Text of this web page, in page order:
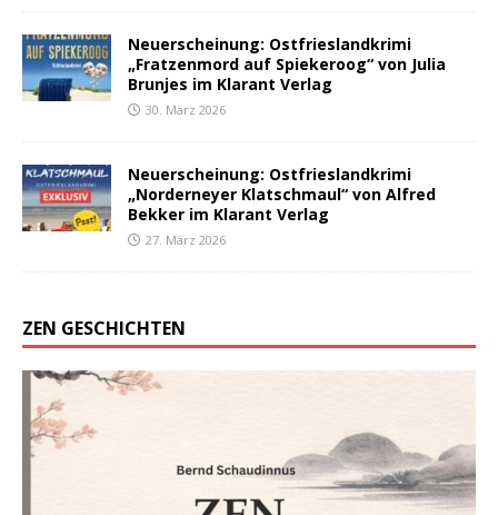
Neuerscheinung: Ostfrieslandkrimi
„Fratzenmord auf Spiekeroog“ von Julia
Brunjes im Klarant Verlag
30. März 2026
Neuerscheinung: Ostfrieslandkrimi
„Norderneyer Klatschmaul“ von Alfred
Bekker im Klarant Verlag
27. März 2026
ZEN GESCHICHTEN